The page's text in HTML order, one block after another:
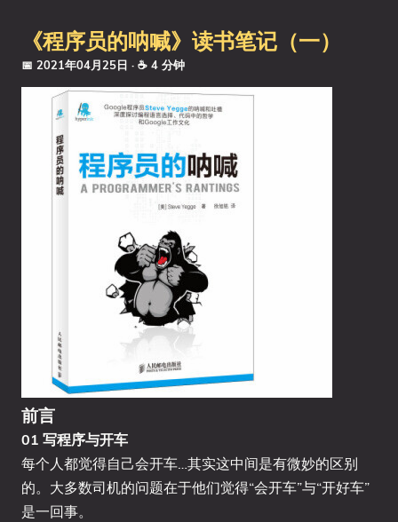
《程序员的呐喊》读书笔记（一）
📅 2021年04月25日 · ☕ 4 分钟
前言
01 写程序与开车
每个人都觉得自己会开车…其实这中间是有微妙的区别
的。大多数司机的问题在于他们觉得“会开车”与“开好车”
是一回事。